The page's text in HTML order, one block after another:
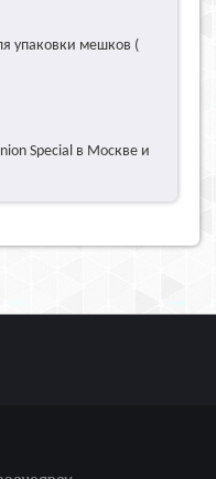
упаковки мешков (
Special в Москве и